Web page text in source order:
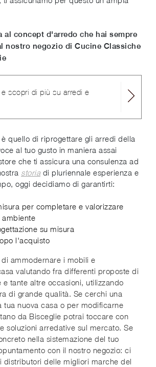
al concept d'arredo che hai sempre
nostro negozio di Cucine Classiche
scopri di più su arredi e
quello di riprogettare gli arredi della
al tuo gusto in maniera assai
che ti assicura una consulenza ad
storia di pluriennale esperienza e
oggi decidiamo di garantirti:
per completare e valorizzare
ambiente
su misura
l'acquisto
ammodernare i mobili e
valutando fra differenti proposte di
e tante altre occasioni, utilizzando
di grande qualità. Se cerchi una
tua nuova casa o per modificarne
da Bisceglie potrai toccare con
soluzioni arredative sul mercato. Se
nella sistemazione del tuo
con il nostro negozio: ci
distributori delle migliori marche del